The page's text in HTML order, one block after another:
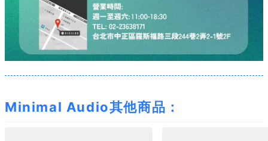
Minimal Audio其他商品：